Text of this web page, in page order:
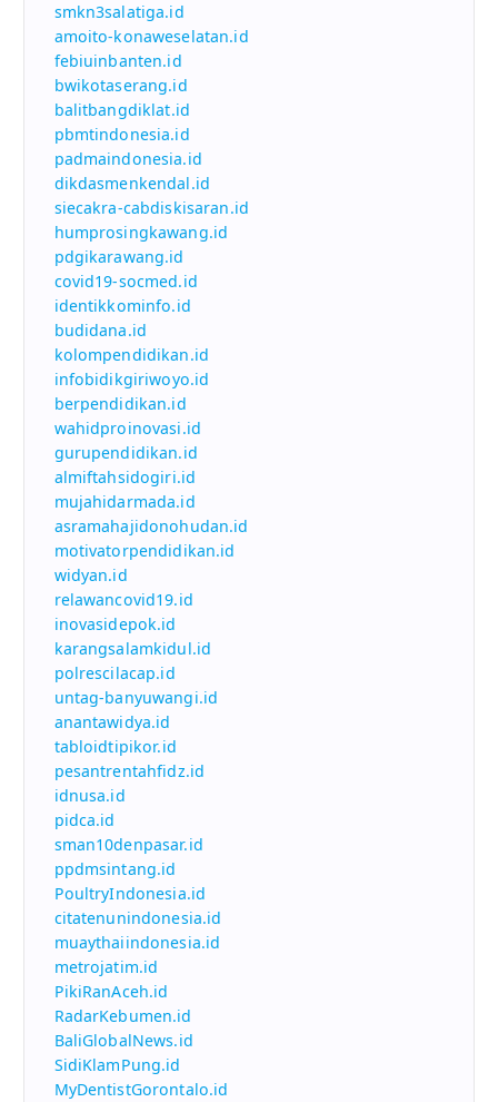
smkn3salatiga.id
amoito-konaweselatan.id
febiuinbanten.id
bwikotaserang.id
balitbangdiklat.id
pbmtindonesia.id
padmaindonesia.id
dikdasmenkendal.id
siecakra-cabdiskisaran.id
humprosingkawang.id
pdgikarawang.id
covid19-socmed.id
identikkominfo.id
budidana.id
kolompendidikan.id
infobidikgiriwoyo.id
berpendidikan.id
wahidproinovasi.id
gurupendidikan.id
almiftahsidogiri.id
mujahidarmada.id
asramahajidonohudan.id
motivatorpendidikan.id
widyan.id
relawancovid19.id
inovasidepok.id
karangsalamkidul.id
polrescilacap.id
untag-banyuwangi.id
anantawidya.id
tabloidtipikor.id
pesantrentahfidz.id
idnusa.id
pidca.id
sman10denpasar.id
ppdmsintang.id
PoultryIndonesia.id
citatenunindonesia.id
muaythaiindonesia.id
metrojatim.id
PikiRanAceh.id
RadarKebumen.id
BaliGlobalNews.id
SidiKlamPung.id
MyDentistGorontalo.id